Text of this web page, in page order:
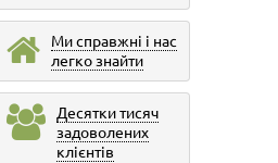
Ми справжні і нас
легко знайти
Десятки тисяч
задоволених
клієнтів